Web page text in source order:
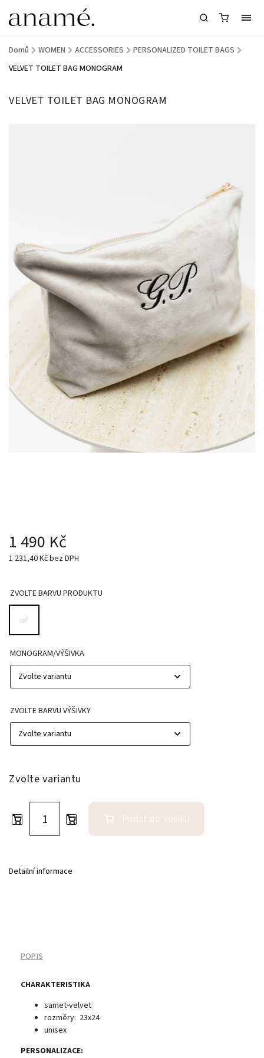
Domů / WOMEN / ACCESSORIES / PERSONALIZED TOILET BAGS /
VELVET TOILET BAG MONOGRAM
VELVET TOILET BAG MONOGRAM
1 490 Kč
1 231,40 Kč bez DPH
ZVOLTE BARVU PRODUKTU
MONOGRAM/VÝŠIVKA
ZVOLTE BARVU VÝŠIVKY
Zvolte variantu
Přidat do košíku
Detailní informace
POPIS
CHARAKTERISTIKA
samet-velvet
rozměry: 23x24
unisex
PERSONALIZACE: